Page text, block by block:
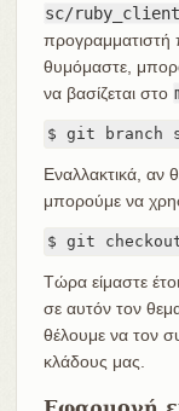
sc/ruby_client
προγραμματιστή
θυμόμαστε,
να βασίζεται στο
$ git branch
Εναλλακτικά, αν
μπορούμε να
$ git
Τώρα είμαστε
σε αυτόν τον
θέλουμε να τον
κλάδους μας.